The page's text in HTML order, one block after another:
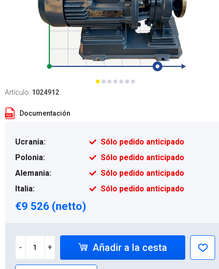
Artículo: 1024912
Documentación
Ucrania:
Sólo pedido anticipado
Polonia:
Sólo pedido anticipado
Alemania:
Sólo pedido anticipado
Italia:
Sólo pedido anticipado
€9 526 (netto)
- + Añadir a la cesta